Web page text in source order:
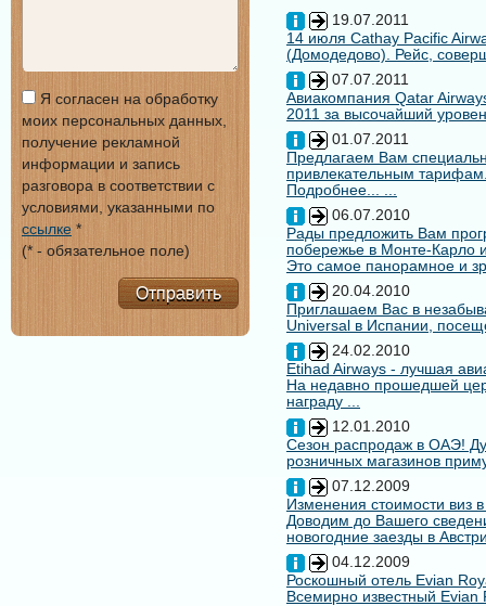
19.07.2011
14 июля Cathay Pacific
(Домодедово). Рейс,
07.07.2011
Авиакомпания Qatar
2011 за высочайший
01.07.2011
Предлагаем Вам
привлекательным
Подробнее... ...
06.07.2010
Рады предложить Вам
побережье в Монте-Карло
Это самое панорамное и
20.04.2010
Приглашаем Вас в
Universal в Испании,
24.02.2010
Etihad Airways - лучшая
На недавно прошедшей
награду ...
12.01.2010
Сезон распродаж в ОАЭ!
розничных магазинов
07.12.2009
Изменения стоимости виз
Доводим до Вашего
новогодние заезды в
04.12.2009
Роскошный отель Evian
Всемирно известный
Я согласен на обработку
моих персональных данных,
получение рекламной
информации и запись
разговора в соответствии с
условиями, указанными по
ссылке *
(* - обязательное поле)
Отправить